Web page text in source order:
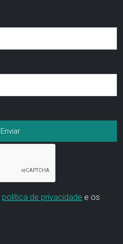
política de privacidade e os